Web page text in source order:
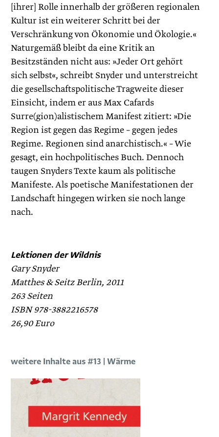
[ihrer] Rolle innerhalb der größeren regionalen
Kultur ist ein weiterer Schritt bei der
Verschränkung von Ökonomie und Ökologie.«
Naturgemäß bleibt da eine Kritik an
Besitzständen nicht aus: »Jeder Ort gehört
sich selbst«, schreibt Snyder und unterstreicht
die gesellschaftspolitische Tragweite dieser
Einsicht, indem er aus Max Cafards
Surre(gion)alistischem Manifest zitiert: »Die
Region ist gegen das Regime – gegen jedes
Regime. Regionen sind anarchistisch.« – Wie
gesagt, ein hochpolitisches Buch. Dennoch
taugen Snyders Texte kaum als politische
Manifeste. Als poetische Manifestationen der
Landschaft hingegen wirken sie noch lange
nach.
Lektionen der Wildnis
Gary Snyder
Matthes & Seitz Berlin, 2011
263 Seiten
ISBN 978-3882216578
26,90 Euro
weitere Inhalte aus #13 | Wärme